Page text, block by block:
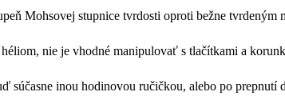
Mohsovej stupnice tvrdosti oproti bežne tvrdeným
nie je vhodné manipulovať s tlačítkami a
súčasne inou hodinovou ručičkou, alebo po prepnutí